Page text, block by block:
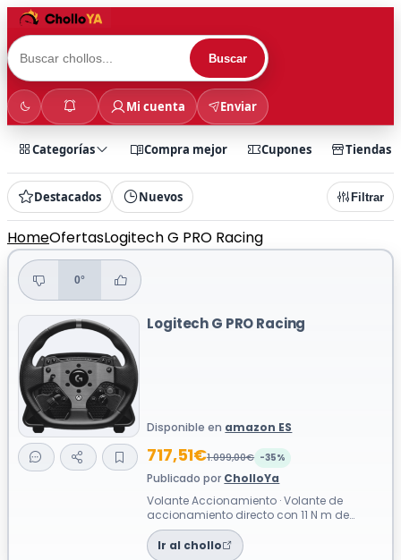
Buscar
Mi cuenta Enviar
Categorías Compra mejor Cupones Tiendas
Destacados Nuevos Filtrar
HomeOfertasLogitech G PRO Racing
0°
Logitech G PRO Racing
Disponible en amazon ES
717,51€1.099,00€ -35%
Publicado por CholloYa
Volante Accionamiento · Volante de
accionamiento directo con 11 N m de
fuerza Feedback ultrarrealista y palancas
de c...
Ir al chollo